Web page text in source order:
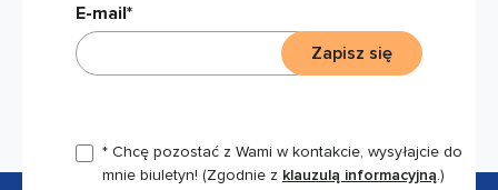
E-mail*
* Chcę pozostać z Wami w kontakcie, wysyłajcie do
mnie biuletyn! (Zgodnie z klauzulą informacyjną.)
Zapisz się